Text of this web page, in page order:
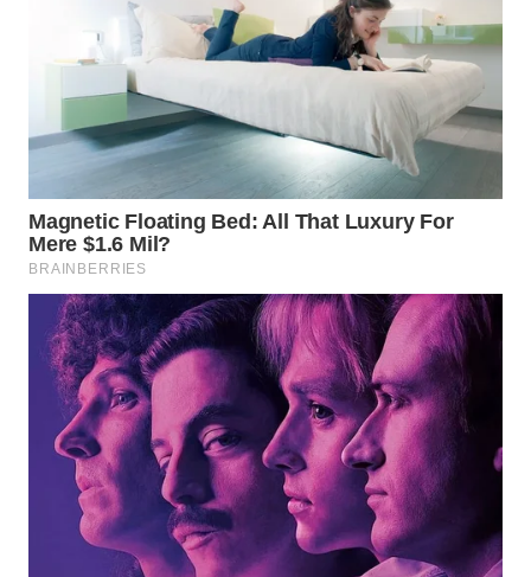
KONSUMEN
WAHANA
TRAVEL
WAHANA
TV
WAHANANEWS
ID
WAHANANEWS
CO ID
WAHANANEWS
NET